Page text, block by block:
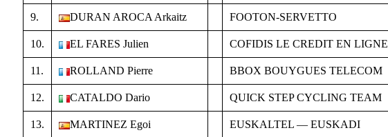
9. DURAN AROCA Arkaitz FOOTON-SERVETTO
10. EL FARES Julien COFIDIS LE CREDIT EN LIGNE
11. ROLLAND Pierre BBOX BOUYGUES TELECOM
12. CATALDO Dario QUICK STEP CYCLING TEAM
13. MARTINEZ Egoi EUSKALTEL — EUSKADI